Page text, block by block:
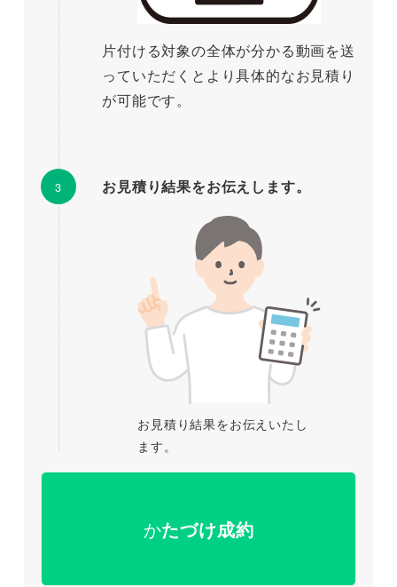
片付ける対象の全体が分かる動画を送
っていただくとより具体的なお見積り
が可能です。
お見積り結果をお伝えします。
お見積り結果をお伝えいたし
ます。
かたづけ成約